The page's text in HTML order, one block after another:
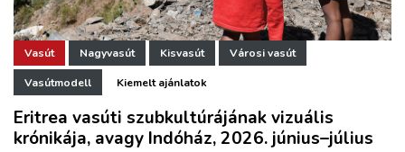
Vasút Nagyvasút Kisvasút Városi vasút
Vasútmodell Kiemelt ajánlatok
Eritrea vasúti szubkultúrájának vizuális
krónikája, avagy Indóház, 2026. június–július